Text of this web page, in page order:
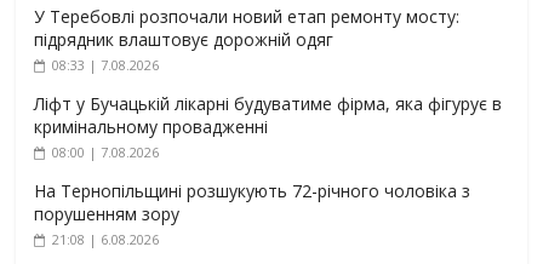
У Теребовлі розпочали новий етап ремонту мосту:
підрядник влаштовує дорожній одяг
08:33 | 7.08.2026
Ліфт у Бучацькій лікарні будуватиме фірма, яка фігурує в
кримінальному провадженні
08:00 | 7.08.2026
На Тернопільщині розшукують 72-річного чоловіка з
порушенням зору
21:08 | 6.08.2026